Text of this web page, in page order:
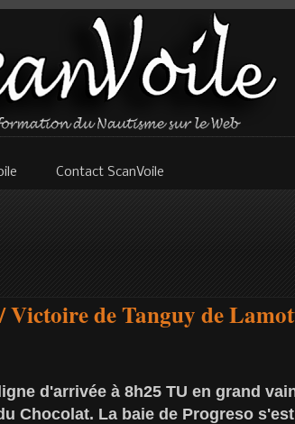
Contact ScanVoile
de Tanguy de
d'arrivée à 8h25 TU en grand
Chocolat. La baie de Progreso